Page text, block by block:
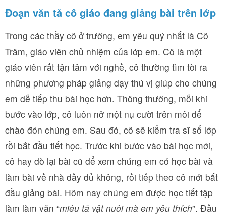
Đoạn văn tả cô giáo đang giảng bài trên lớp
Trong các thầy cô ở trường, em yêu quý nhất là Cô
Trâm, giáo viên chủ nhiệm của lớp em. Cô là một
giáo viên rất tận tâm với nghề, cô thường tìm tòi ra
những phương pháp giảng dạy thú vị giúp cho chúng
em dễ tiếp thu bài học hơn. Thông thường, mỗi khi
bước vào lớp, cô luôn nở một nụ cười trên môi để
chào đón chúng em. Sau đó, cô sẽ kiểm tra sĩ số lớp
rồi bắt đầu tiết học. Trước khi bước vào bài học mới,
cô hay dò lại bài cũ để xem chúng em có học bài và
làm bài về nhà đầy đủ không, rồi tiếp theo cô mới bắt
đầu giảng bài. Hôm nay chúng em được học tiết tập
làm làm văn “miêu tả vật nuôi mà em yêu thích”. Đầu